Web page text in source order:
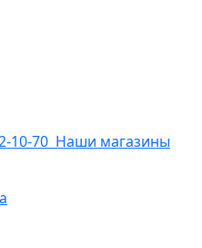
10-70 Наши магазины